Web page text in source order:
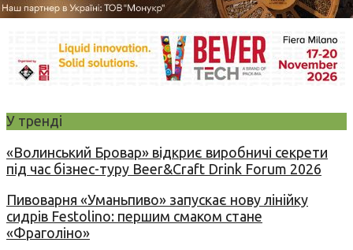
У тренді
«Волинський Бровар» відкриє виробничі секрети
під час бізнес-туру Beer&Craft Drink Forum 2026
Пивоварня «Уманьпиво» запускає нову лінійку
сидрів Festolino: першим смаком стане
«Фраголіно»